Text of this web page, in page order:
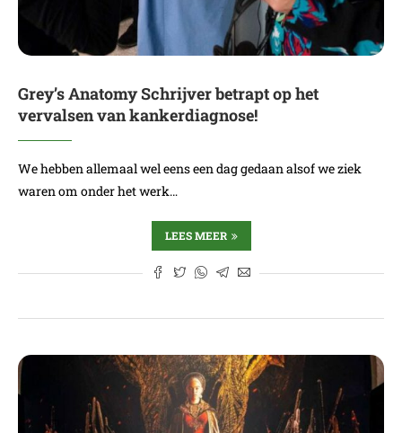
Grey’s Anatomy Schrijver betrapt op het
vervalsen van kankerdiagnose!
We hebben allemaal wel eens een dag gedaan alsof we ziek
waren om onder het werk…
LEES MEER